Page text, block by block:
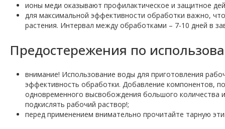
ионы меди оказывают профилактическое и защитное
для максимальной эффективности обработки важно,
растения. Интервал между обработками – 7-10 дней в
Предостережения по
внимание! Использование воды для приготовления
эффективность обработки. Добавление компонентов,
одновременного высвобождения большого количества
подкислять рабочий раствор!;
перед применением внимательно прочитайте тарную